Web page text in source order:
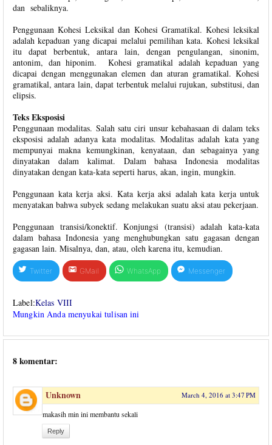
dan sebaliknya.
Penggunaan Kohesi Leksikal dan Kohesi Gramatikal. Kohesi leksikal
adalah kepaduan yang dicapai melalui pemilihan kata. Kohesi leksikal
itu dapat berbentuk, antara lain, dengan pengulangan, sinonim,
antonim, dan hiponim. Kohesi gramatikal adalah kepaduan yang
dicapai dengan menggunakan elemen dan aturan gramatikal. Kohesi
gramatikal, antara lain, dapat terbentuk melalui rujukan, substitusi, dan
elipsis.
Teks Eksposisi
Penggunaan modalitas.Salah satu ciri unsur kebahasaan di dalam teks
eksposisi adalah adanya kata modalitas. Modalitas adalah kata yang
mempunyai makna kemungkinan, kenyataan, dan sebagainya yang
dinyatakan dalam kalimat. Dalam bahasa Indonesia modalitas
dinyatakan dengan kata-kata seperti harus, akan, ingin, mungkin.
Penggunaan kata kerja aksi. Kata kerja aksi adalah kata kerja untuk
menyatakan bahwa subyek sedang melakukan suatu aksi atau pekerjaan.
Penggunaan transisi/konektif. Konjungsi (transisi) adalah kata-kata
dalam bahasa Indonesia yang menghubungkan satu gagasan dengan
gagasan lain. Misalnya, dan, atau, oleh karena itu, kemudian.
Twitter GMail WhatsApp Messenger
Label:Kelas VIII
Mungkin Anda menyukai tulisan ini
8 komentar:
Unknown March 4, 2016 at 3:47 PM
makasih min ini membantu sekali
Reply